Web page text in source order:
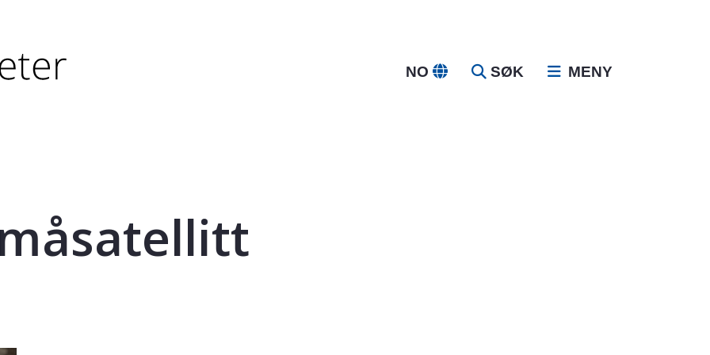
eller - (minus) for å forminske.
eller - (minus) for å forminske.
NO SØK MENY